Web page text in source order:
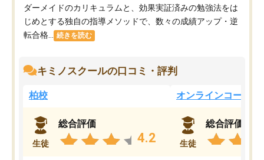
ダーメイドのカリキュラムと、効果実証済みの勉強法をは
じめとする独自の指導メソッドで、数々の成績アップ・逆
転合格...
続きを読む
キミノスクールの口コミ・評判
柏校
生徒
総合評価
4.2
オンラインコース
生徒
総合評価